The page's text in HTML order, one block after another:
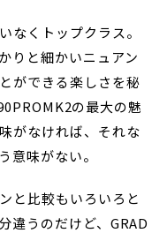
なくトップクラス。
りと細かいニュアン
ができる楽しさを秘
の最大の魅
がなければ、それな
意味がない。
と比較もいろいろと
違うのだけど、GRAD